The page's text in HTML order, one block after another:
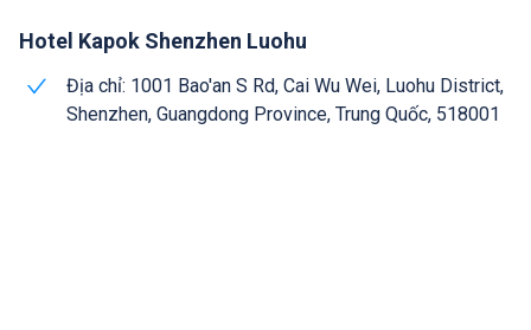
Hotel Kapok Shenzhen Luohu
Địa chỉ: 1001 Bao'an S Rd, Cai Wu Wei, Luohu District,
Shenzhen, Guangdong Province, Trung Quốc, 518001